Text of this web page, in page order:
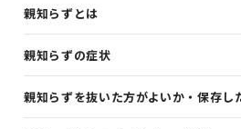
親知らずとは
親知らずの症状
親知らずを抜いた方がよいか・保存し